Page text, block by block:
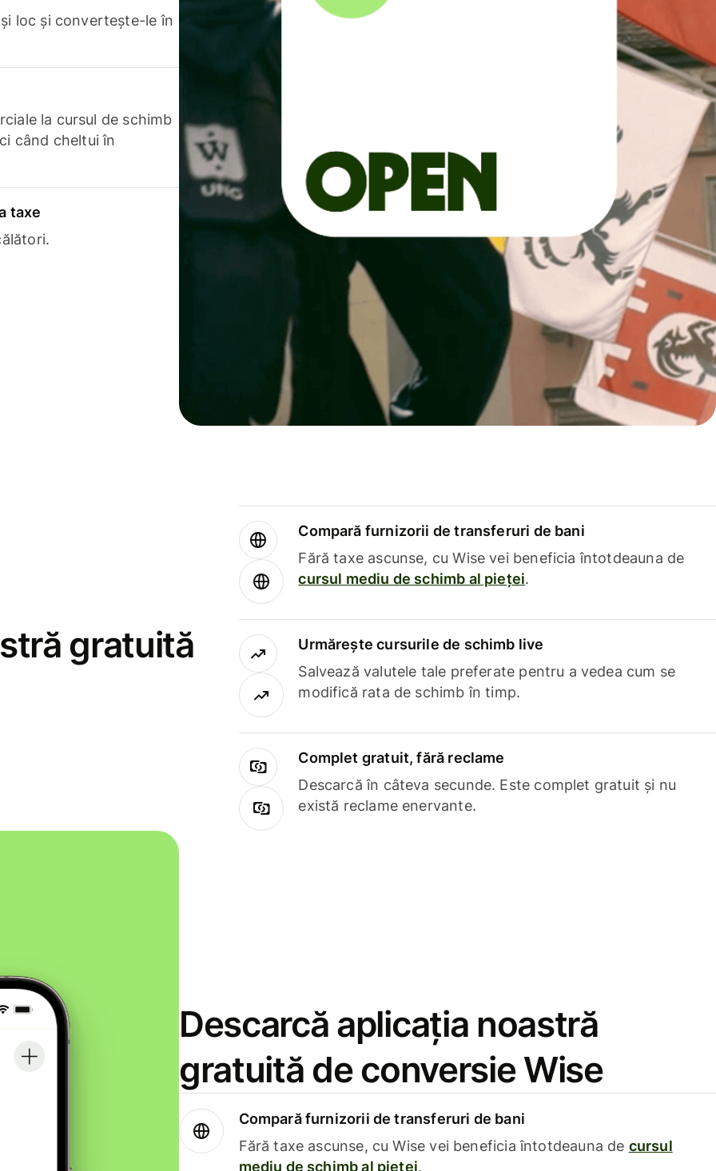
loc și convertește-le în
la cursul de schimb
când cheltui în
taxe
gratuită
Compară furnizorii de transferuri de bani
Fără taxe ascunse, cu Wise vei beneficia întotdeauna de
cursul mediu de schimb al pieței.
Urmărește cursurile de schimb live
Salvează valutele tale preferate pentru a vedea cum se
modifică rata de schimb în timp.
Complet gratuit, fără reclame
Descarcă în câteva secunde. Este complet gratuit și nu
există reclame enervante.
Descarcă aplicația noastră
gratuită de conversie Wise
Compară furnizorii de transferuri de bani
Fără taxe ascunse, cu Wise vei beneficia întotdeauna de cursul
mediu de schimb al pieței.